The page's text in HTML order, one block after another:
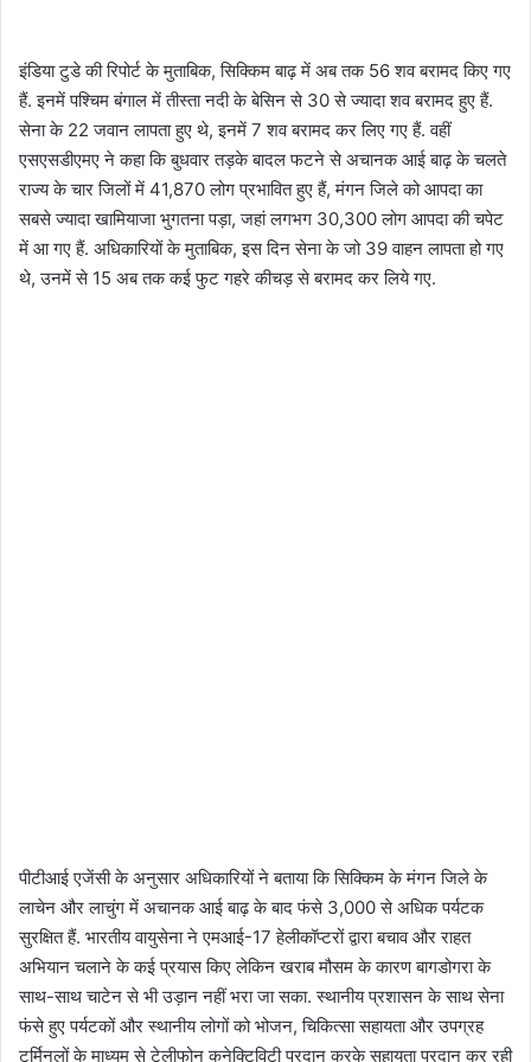
इंडिया टुडे की रिपोर्ट के मुताबिक, सिक्किम बाढ़ में अब तक 56 शव बरामद किए गए
हैं. इनमें पश्चिम बंगाल में तीस्ता नदी के बेसिन से 30 से ज्यादा शव बरामद हुए हैं.
सेना के 22 जवान लापता हुए थे, इनमें 7 शव बरामद कर लिए गए हैं. वहीं
एसएसडीएमए ने कहा कि बुधवार तड़के बादल फटने से अचानक आई बाढ़ के चलते
राज्य के चार जिलों में 41,870 लोग प्रभावित हुए हैं, मंगन जिले को आपदा का
सबसे ज्यादा खामियाजा भुगतना पड़ा, जहां लगभग 30,300 लोग आपदा की चपेट
में आ गए हैं. अधिकारियों के मुताबिक, इस दिन सेना के जो 39 वाहन लापता हो गए
थे, उनमें से 15 अब तक कई फुट गहरे कीचड़ से बरामद कर लिये गए.
पीटीआई एजेंसी के अनुसार अधिकारियों ने बताया कि सिक्किम के मंगन जिले के
लाचेन और लाचुंग में अचानक आई बाढ़ के बाद फंसे 3,000 से अधिक पर्यटक
सुरक्षित हैं. भारतीय वायुसेना ने एमआई-17 हेलीकॉप्टरों द्वारा बचाव और राहत
अभियान चलाने के कई प्रयास किए लेकिन खराब मौसम के कारण बागडोगरा के
साथ-साथ चाटेन से भी उड़ान नहीं भरा जा सका. स्थानीय प्रशासन के साथ सेना
फंसे हुए पर्यटकों और स्थानीय लोगों को भोजन, चिकित्सा सहायता और उपग्रह
टर्मिनलों के माध्यम से टेलीफोन कनेक्टिविटी प्रदान करके सहायता प्रदान कर रही